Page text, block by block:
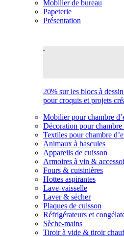
Mobilier de bureau
Papeterie
Présentation
20% sur les blocs à
pour croquis et projets
Mobilier pour chambre
Décoration pour chambre
Textiles pour chambre
Animaux à bascules
Appareils de cuisson
Armoires à vin &
Fours & cuisinières
Hottes aspirantes
Lave-vaisselle
Laver & sécher
Plaques de cuisson
Réfrigérateurs et
Sèche-mains
Tiroir à vide & tiroir